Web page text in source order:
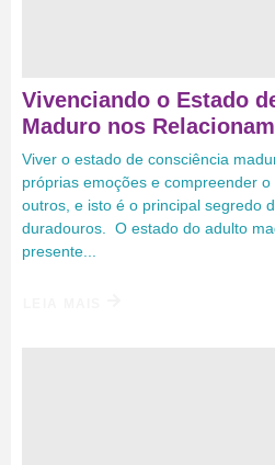
Vivenciando o Estado
Maduro nos
Viver o estado de consciência
próprias emoções e compreender
outros, e isto é o principal segredo
duradouros. O estado do adulto
presente...